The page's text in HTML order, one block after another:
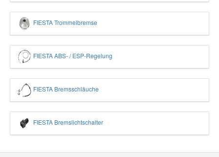
FIESTA Trommelbremse
FIESTA ABS- / ESP-Regelung
FIESTA Bremsschläuche
FIESTA Bremslichtschalter